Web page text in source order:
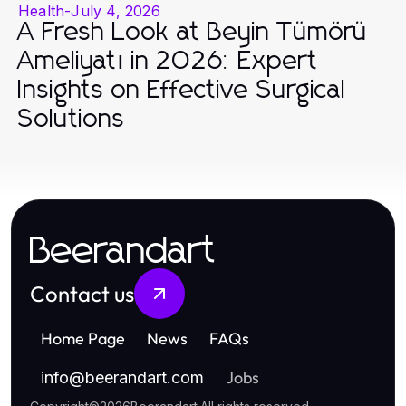
Health-July 4, 2026
A Fresh Look at Beyin Tümörü
Ameliyatı in 2026: Expert
Insights on Effective Surgical
Solutions
Beerandart
Contact us
Home Page News FAQs
info@beerandart.com Jobs